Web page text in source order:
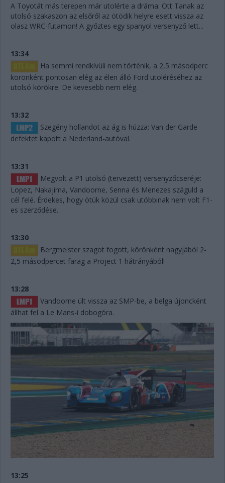
A Toyotát más terepen már utolérte a dráma: Ott Tanak az
utolsó szakaszon az elsőről az ötödik helyre esett vissza az
olasz WRC-futamon! A győztes egy spanyol versenyző lett...
13:34
Ha semmi rendkívüli nem történik, a 2,5 másodperc
körönként pontosan elég az élen álló Ford utoléréséhez az
utolsó körökre. De kevesebb nem elég.
13:32
Szegény hollandot az ág is húzza: Van der Garde
defektet kapott a Nederland-autóval.
13:31
Megvolt a P1 utolsó (tervezett) versenyzőcseréje:
Lopez, Nakajima, Vandoorne, Senna és Menezes száguld a
cél felé. Érdekes, hogy ötük közül csak utóbbinak nem volt F1-
es szerződése.
13:30
Bergmeister szagot fogott, körönként nagyjából 2-
2,5 másodpercet farag a Project 1 hátrányából!
13:28
Vandoorne ült vissza az SMP-be, a belga újoncként
állhat fel a Le Mans-i dobogóra.
13:25